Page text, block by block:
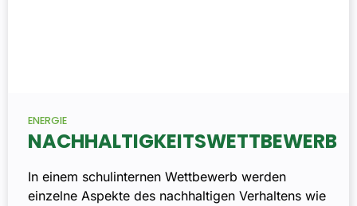
ENERGIE
NACHHALTIGKEITSWETTBEWERB
In einem schulinternen Wettbewerb werden
einzelne Aspekte des nachhaltigen Verhaltens wie